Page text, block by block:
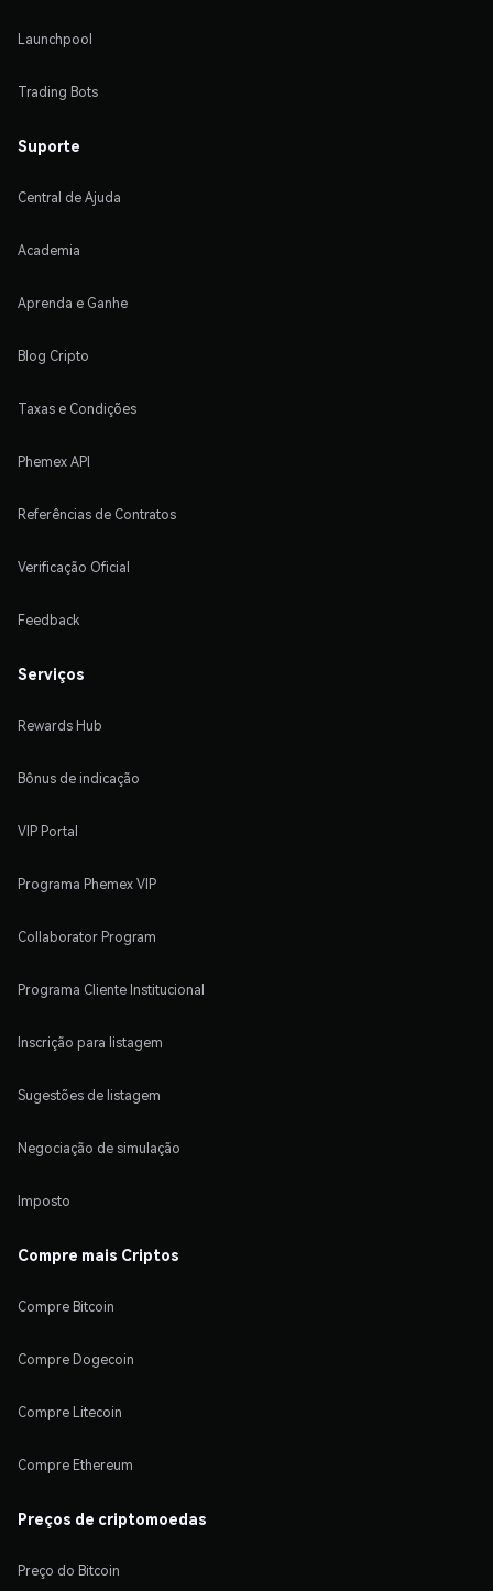
Launchpool
Trading Bots
Suporte
Central de Ajuda
Academia
Aprenda e Ganhe
Blog Cripto
Taxas e Condições
Phemex API
Referências de Contratos
Verificação Oficial
Feedback
Serviços
Rewards Hub
Bônus de indicação
VIP Portal
Programa Phemex VIP
Collaborator Program
Programa Cliente Institucional
Inscrição para listagem
Sugestões de listagem
Negociação de simulação
Imposto
Compre mais Criptos
Compre Bitcoin
Compre Dogecoin
Compre Litecoin
Compre Ethereum
Preços de criptomoedas
Preço do Bitcoin